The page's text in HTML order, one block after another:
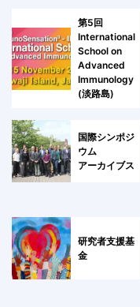
第5回
International
School on
Advanced
Immunology
(淡路島)
国際シンポジ
ウム
アーカイブス
研究者支援基
金